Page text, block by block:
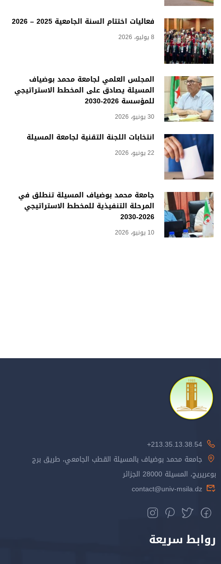
فعاليات اختتام السنة الجامعية 2025 – 2026
8 يوليو، 2026
المجلس العلمي لجامعة محمد بوضياف
المسيلة يصادق على المخطط الاستراتيجي
للمؤسسة 2026-2030
30 يونيو، 2026
انتخابات اللجنة التقنية لجامعة المسيلة
22 يونيو، 2026
جامعة محمد بوضياف المسيلة تنطلق في
المرحلة التنفيذية للمخطط الاستراتيجي
2026-2030
10 يونيو، 2026
213.35.13.38.54+
جامعة محمد بوضياف بالمسيلة القطب الجامعي، طريق برج
بوعريريج، المسيلة 28000 الجزائر
contact@univ-msila.dz
روابط سريعة